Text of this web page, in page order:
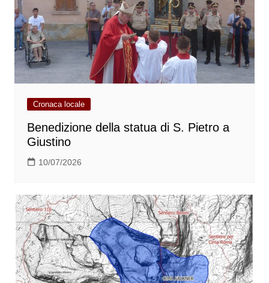
Cronaca locale
Benedizione della statua di S. Pietro a
Giustino
10/07/2026